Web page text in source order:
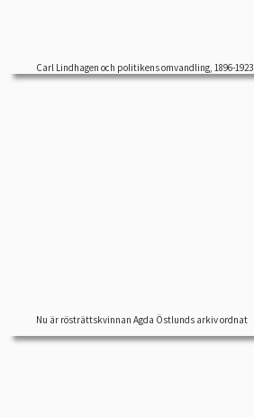
Carl Lindhagen och politikens omvandling, 1896-1923
Nu är rösträttskvinnan Agda Östlunds arkiv ordnat